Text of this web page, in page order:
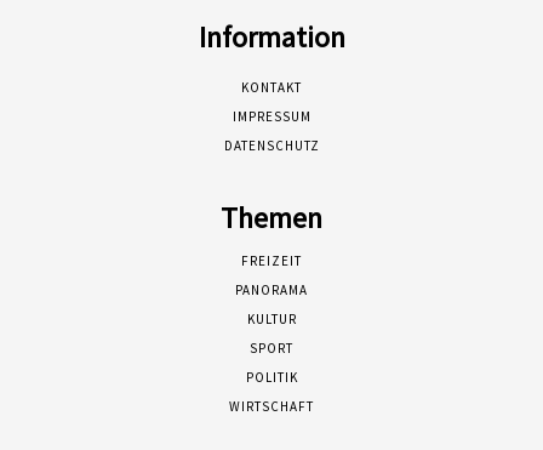
Information
KONTAKT
IMPRESSUM
DATENSCHUTZ
Themen
FREIZEIT
PANORAMA
KULTUR
SPORT
POLITIK
WIRTSCHAFT